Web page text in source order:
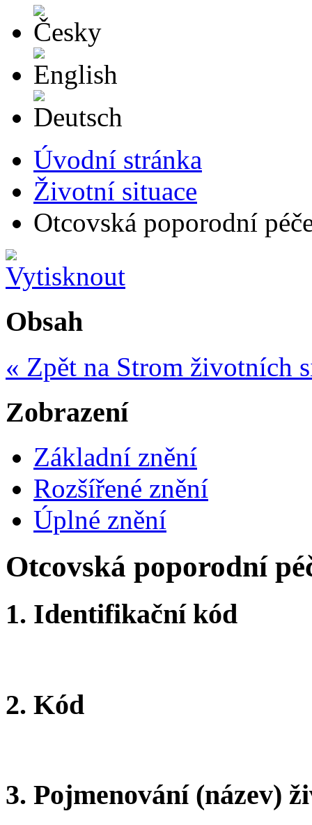
Úvodní stránka
Životní situace
Otcovská poporodní
Obsah
« Zpět na Strom životních
Zobrazení
Základní znění
Rozšířené znění
Úplné znění
Otcovská poporodní
1. Identifikační kód
2. Kód
3. Pojmenování (název)